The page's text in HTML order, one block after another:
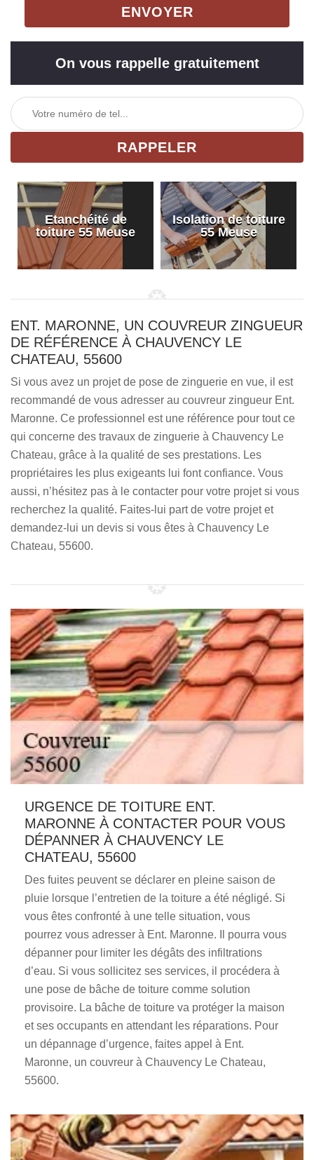
On vous rappelle gratuitement
Etanchéité de
toiture 55 Meuse
Isolation de toiture
55 Meuse
ENT. MARONNE, UN COUVREUR ZINGUEUR
DE RÉFÉRENCE À CHAUVENCY LE
CHATEAU, 55600
Si vous avez un projet de pose de zinguerie en vue, il est
recommandé de vous adresser au couvreur zingueur Ent.
Maronne. Ce professionnel est une référence pour tout ce
qui concerne des travaux de zinguerie à Chauvency Le
Chateau, grâce à la qualité de ses prestations. Les
propriétaires les plus exigeants lui font confiance. Vous
aussi, n’hésitez pas à le contacter pour votre projet si vous
recherchez la qualité. Faites-lui part de votre projet et
demandez-lui un devis si vous êtes à Chauvency Le
Chateau, 55600.
URGENCE DE TOITURE ENT.
MARONNE À CONTACTER POUR VOUS
DÉPANNER À CHAUVENCY LE
CHATEAU, 55600
Des fuites peuvent se déclarer en pleine saison de
pluie lorsque l’entretien de la toiture a été négligé. Si
vous êtes confronté à une telle situation, vous
pourrez vous adresser à Ent. Maronne. Il pourra vous
dépanner pour limiter les dégâts des infiltrations
d’eau. Si vous sollicitez ses services, il procédera à
une pose de bâche de toiture comme solution
provisoire. La bâche de toiture va protéger la maison
et ses occupants en attendant les réparations. Pour
un dépannage d’urgence, faites appel à Ent.
Maronne, un couvreur à Chauvency Le Chateau,
55600.